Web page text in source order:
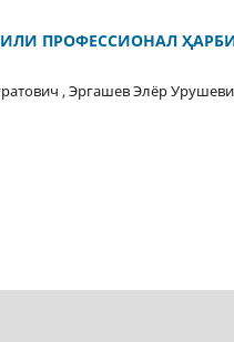
ПРОФЕССИОНАЛ
, Эргашев Элёр